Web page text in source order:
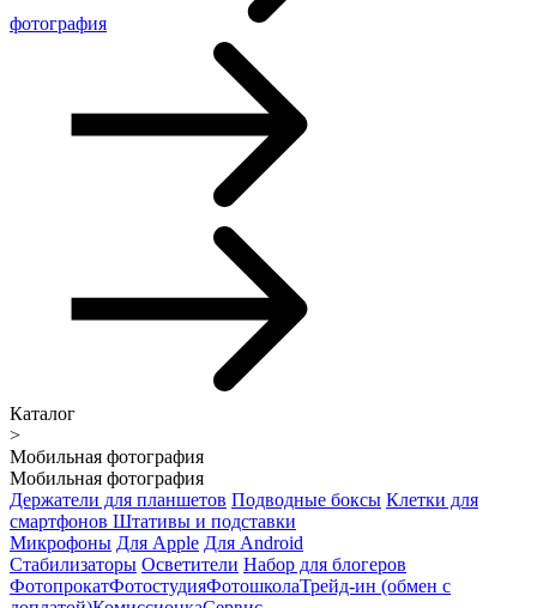
фотография
Каталог
>
Мобильная фотография
Мобильная фотография
Держатели для планшетов Подводные боксы Клетки для
смартфонов Штативы и подставки
Микрофоны Для Apple Для Android
Стабилизаторы Осветители Набор для блогеров
ФотопрокатФотостудияФотошколаТрейд-ин (обмен с